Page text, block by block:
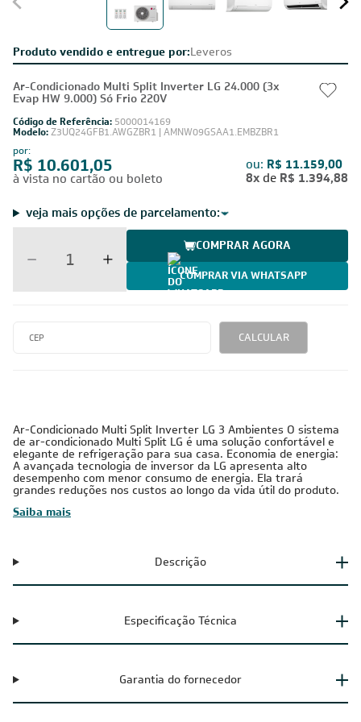
Produto vendido e entregue por:Leveros
Ar-Condicionado Multi Split Inverter LG 24.000 (3x
Evap HW 9.000) Só Frio 220V
Código de Referência: 5000014169
Modelo:Z3UQ24GFB1.AWGZBR1 | AMNW09GSAA1.EMBZBR1
por:
R$ 10.601,05
à vista no cartão ou boleto
ou: R$ 11.159,00
8x de R$ 1.394,88
veja mais opções de parcelamento:
COMPRAR AGORA
COMPRAR VIA WHATSAPP
CALCULAR
Ar-Condicionado Multi Split Inverter LG 3 Ambientes O sistema
de ar-condicionado Multi Split LG é uma solução confortável e
elegante de refrigeração para sua casa. Economia de energia:
A avançada tecnologia de inversor da LG apresenta alto
desempenho com menor consumo de energia. Ela trará
grandes reduções nos custos ao longo da vida útil do produto.
Saiba mais
Descrição
Especificação Técnica
Garantia do fornecedor